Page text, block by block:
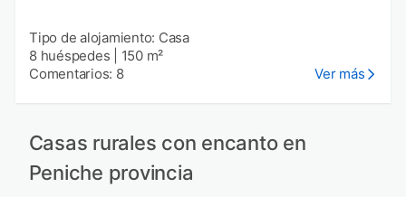
Tipo de alojamiento: Casa
8 huéspedes
150 m²
Comentarios: 8
Ver más
Casas rurales con encanto en
Peniche provincia